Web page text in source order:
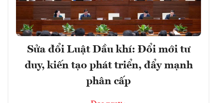
Sửa đổi Luật Dầu khí: Đổi mới tư
duy, kiến tạo phát triển, đẩy mạnh
phân cấp